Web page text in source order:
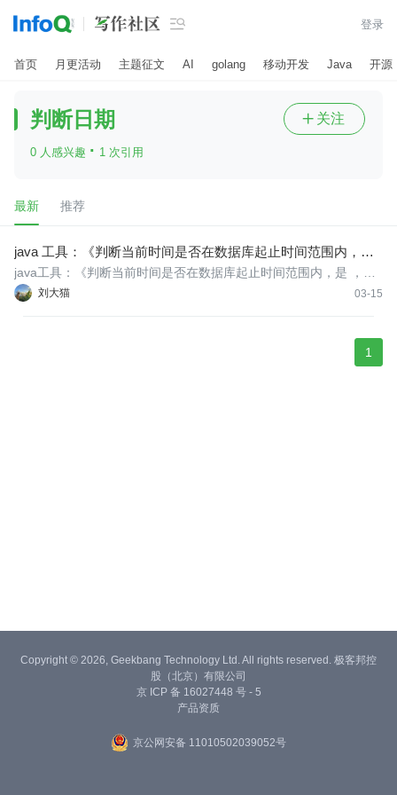
 登录
首页 月更活动 主题征文 AI golang 移动开发 Java 开源
判断日期
0 人感兴趣 · 1 次引用
 关注
最新 推荐
java 工具：《判断当前时间是否在数据库起止时间范围内，是
，返回 true；否，返回 false》
刘大猫 03-15
java工具：《判断当前时间是否在数据库起止时间范围内，是 ，返
回true；否，返回false》
1
Copyright © 2026, Geekbang Technology Ltd. All rights reserved. 极客邦控
股（北京）有限公司
京 ICP 备 16027448 号 - 5
产品资质
京公网安备 11010502039052号